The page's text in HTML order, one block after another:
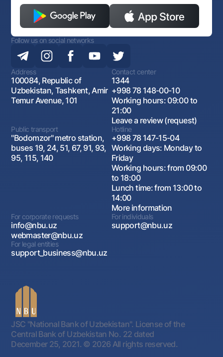
Follow us on social networks
Address
100084, Republic of
Uzbekistan, Tashkent, Amir
Temur Avenue, 101
Contact center
1344
+998 78 148-00-10
Working hours: 09:00 to
21:00
Leave a review (request)
Public transport
"Bodomzor" metro station,
buses 19, 24, 51, 67, 91, 93,
95, 115, 140
Hotline
+998 78 147-15-04
Working days: Monday to
Friday
Working hours: from 09:00
to 18:00
Lunch time: from 13:00 to
14:00
More information
For corporate requests
info@nbu.uz
webmaster@nbu.uz
For individuals
support@nbu.uz
For legal entities
support_business@nbu.uz
JSC "National Bank of Uzbekistan". License of the
Central Bank of Uzbekistan No. 22 dated
December 25, 2021. © 2026 All rights reserved.